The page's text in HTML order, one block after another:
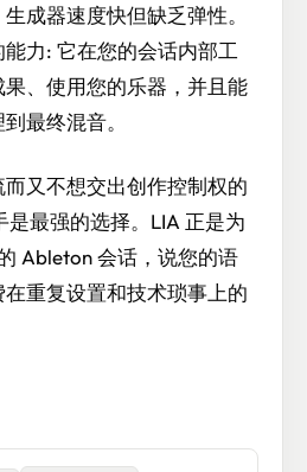
成器速度快但缺乏弹性。
力: 它在您的会话内部工
、使用您的乐器，并且能
最终混音。
又不想交出创作控制权的
是最强的选择。LIA 正是为
Ableton 会话，说您的语
重复设置和技术琐事上的